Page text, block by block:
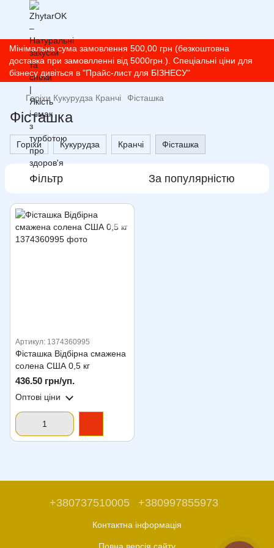
Мінімальна сума замовлення 500,00 грн (безкоштовна
доставка при замовлленні від 5000грн.). Спеціальні ціни для
бізнесу дивіться в "Прайс-лист для БІЗНЕСУ"
Горіхи Кукурудза Кранчі Фісташка
Фісташка
Горіхи Кукурудза Кранчі Фісташка
Фільтр За популярністю
Артикул: 1374360995
Фісташка Відбірна смажена
солена США 0,5 кг
436.50 грн/уп.
Оптові ціни
+380737510005 +380997855973
Контактна інформація